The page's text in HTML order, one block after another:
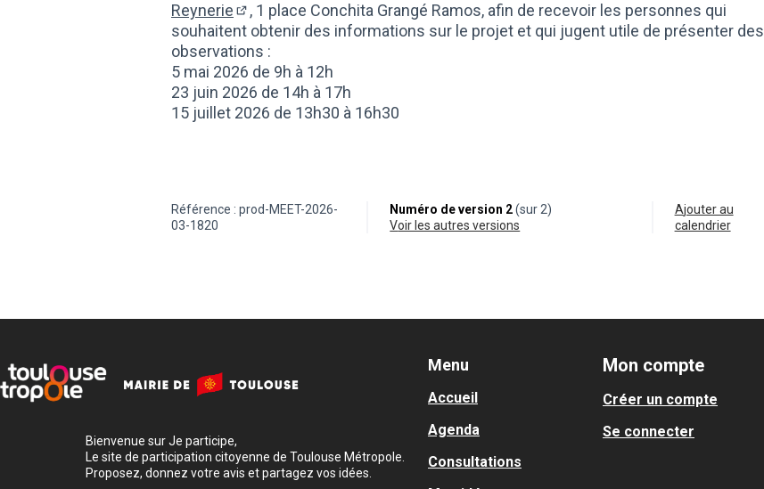
Reynerie
(Lien externe)
, 1 place Conchita Grangé Ramos, afin de recevoir les personnes qui
souhaitent obtenir des informations sur le projet et qui jugent utile de présenter des
observations :
5 mai 2026 de 9h à 12h
23 juin 2026 de 14h à 17h
15 juillet 2026 de 13h30 à 16h30
Référence : prod-MEET-2026-
03-1820
Numéro de version 2(sur 2)
voir les autres versions
Ajouter au
calendrier
Bienvenue sur Je participe,
Le site de participation citoyenne de Toulouse Métropole.
Proposez, donnez votre avis et partagez vos idées.
Menu
Accueil
Agenda
Consultations
Mon compte
Créer un compte
Se connecter